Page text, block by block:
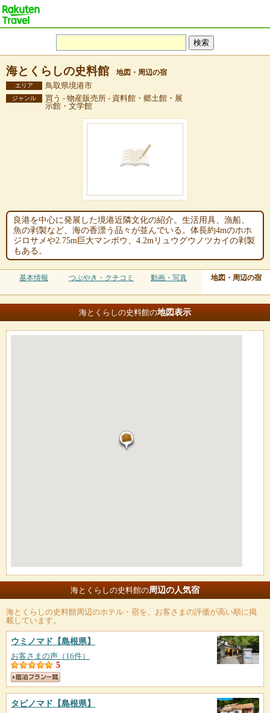
海とくらしの史料館 地図・周辺の宿
エリア 鳥取県境港市
ジャンル
買う - 物産販売所 - 資料館・郷土館・展
示館・文学館
良港を中心に発展した境港近隣文化の紹介。生活用具、漁船、
魚の剥製など、海の香漂う品々が並んでいる。体長約4mのホホ
ジロサメや2.75m巨大マンボウ、4.2mリュウグウノツカイの剥製
もある。
基本情報 つぶやき・クチコミ 動画・写真 地図・周辺の宿
海とくらしの史料館の地図表示
海とくらしの史料館の周辺の人気宿
海とくらしの史料館周辺のホテル・宿を、お客さまの評価が高い順に掲
載しています。
ウミノマド 【島根県】
お客さまの声（16件）
5
タビノマド 【島根県】